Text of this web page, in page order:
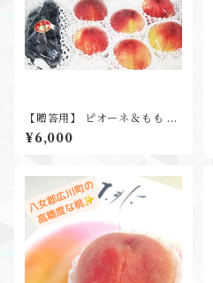
【贈答用】 ピオーネ＆もも 2
種詰合せ お中元 ギフト プレ
ゼント
¥6,000